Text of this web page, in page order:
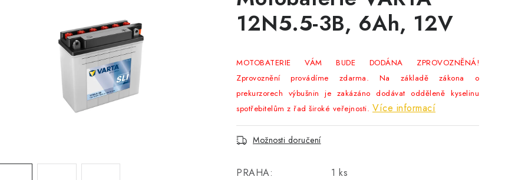
12N5.5-3B, 6Ah, 12V
MOTOBATERIE VÁM BUDE DODÁNA ZPROVOZNĚNÁ!
Zprovoznění provádíme zdarma. Na základě zákona o
prekurzorech výbušnin je zakázáno dodávat odděleně kyselinu
spotřebitelům z řad široké veřejnosti. Více informací
Možnosti doručení
PRAHA:
1 ks